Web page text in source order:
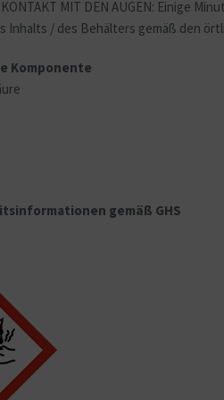
KONTAKT MIT DEN AUGEN: Einige
Inhalts / des Behälters gemäß den
Komponente
gemäß GHS